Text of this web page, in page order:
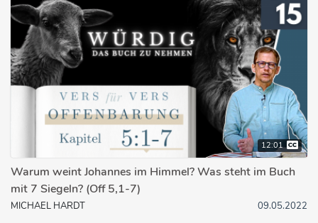
12:01
Warum weint Johannes im Himmel? Was steht im Buch
mit 7 Siegeln? (Off 5,1-7)
MICHAEL HARDT 09.05.2022